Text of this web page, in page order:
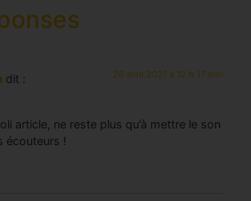
dit : 26 avril 2021 à 12 h 17 min
article, ne reste plus qu’à mettre le son
écouteurs !